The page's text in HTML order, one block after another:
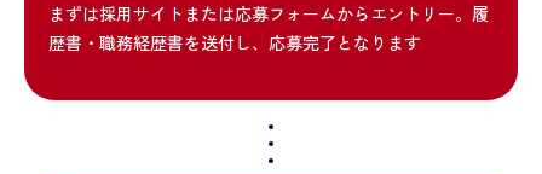
まずは採用サイトまたは応募フォームからエントリー。履
歴書・職務経歴書を送付し、応募完了となります